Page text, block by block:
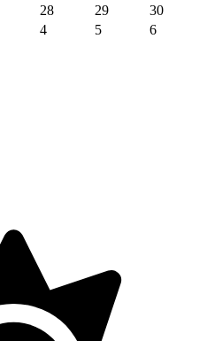
28 29
30
4 5 6